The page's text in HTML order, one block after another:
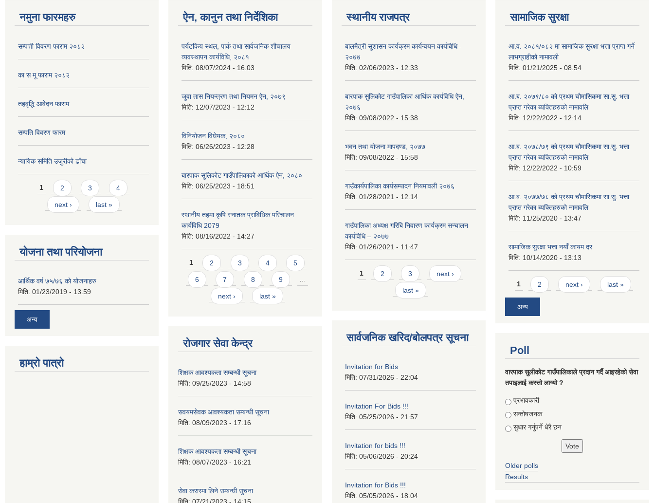
नमुना फारमहरु
सम्पत्ती विवरण फाराम २०८२
का स मू फाराम २०८२
तहवृद्धि आवेदन फाराम
सम्पति विवरण फारम
न्यायिक समिति उजुरीको ढाँचा
Pages
1 2 3 4
next › last »
योजना तथा परियोजना
आर्थिक वर्ष ७५/७६ को योजनाहरु
मिति: 01/23/2019 - 13:59
अन्य
हाम्रो पात्रो
ऐन, कानुन तथा निर्देशिका
पर्यटकिय स्थल, पार्क तथा सार्वजनिक शौचालय
व्यवस्थापन कार्यविधि, २०८१
मिति: 08/07/2024 - 16:03
जुवा तास नियन्त्रण तथा नियमन ऐन, २०७९
मिति: 12/07/2023 - 12:12
विनियोजन विधेयक, २०८०
मिति: 06/26/2023 - 12:28
बारपाक सुलिकोट गाउँपालिकाको आर्थिक ऐन, २०८०
मिति: 06/25/2023 - 18:51
स्थानीय तहमा कृषि स्नातक प्राविधिक परिचालन
कार्यविधि 2079
मिति: 08/16/2022 - 14:27
Pages
1 2 3 4 5
6 7 8 9 …
next › last »
रोजगार सेवा केन्द्र
शिक्षक आवश्यकता सम्बन्धी सूचना
मिति: 09/25/2023 - 14:58
सवयमसेवक आवश्यकता सम्बन्धी सूचना
मिति: 08/09/2023 - 17:16
शिक्षक आवश्यकता सम्बन्धी सूचना
मिति: 08/07/2023 - 16:21
सेवा करारमा लिने सम्बन्धी सुचना
स्थानीय राजपत्र
बालमैत्री सुशासन कार्यक्रम कार्यन्वयन कार्यबिधि–
२०७७
मिति: 02/06/2023 - 12:33
बारपाक सुलिकोट गाउँपालिका आर्थिक कार्यविधि ऐन,
२०७६
मिति: 09/08/2022 - 15:38
भवन तथा योजना मापदण्ड, २०७७
मिति: 09/08/2022 - 15:58
गाउँकार्यपालिका कार्यसम्पादन नियमावली २०७६
मिति: 01/28/2021 - 12:14
गाउँपालिका अध्यक्ष गरिबि निवारण कार्यक्रम सन्चालन
कार्यविधि – २०७७
मिति: 01/26/2021 - 11:47
Pages
1 2 3 next ›
last »
सार्वजनिक खरिद/बोलपत्र सूचना
Invitation for Bids
मिति: 07/31/2026 - 22:04
Invitation For Bids !!!
मिति: 05/25/2026 - 21:57
Invitation for bids !!!
मिति: 05/06/2026 - 20:24
Invitation for Bids !!!
मिति: 05/05/2026 - 18:04
सामाजिक सुरक्षा
आ.व. २०८१/०८२ मा सामाजिक सुरक्षा भत्ता प्राप्त गर्ने
लाभग्राहीको नामावली
मिति: 01/21/2025 - 08:54
आ.ब. २०७९/८० को प्रथम चौमासिकमा सा.सु. भत्ता
प्राप्त गरेका ब्यक्तिहरुको नामावलि
मिति: 12/22/2022 - 12:14
आ.ब. २०७८/७९ को प्रथम चौमासिकमा सा.सु. भत्ता
प्राप्त गरेका ब्यक्तिहरुको नामावलि
मिति: 12/22/2022 - 10:59
आ.ब. २०७७/७८ को प्रथम चौमासिकमा सा.सु. भत्ता
प्राप्त गरेका ब्यक्तिहरुको नामावलि
मिति: 11/25/2020 - 13:47
सामाजिक सुरक्षा भत्ता नयाँ कायम दर
मिति: 10/14/2020 - 13:13
Pages
1 2 next › last »
अन्य
Poll
वारपाक सुलीकोट गाउँपालिकाले प्रदान गर्दै आइरहेको सेवा
तपाइलाई कस्तो लाग्यो ?
Choices
प्रभावकारी
सन्तोषजनक
सुधार गर्नुपर्ने धेरै छन
Older polls
Results